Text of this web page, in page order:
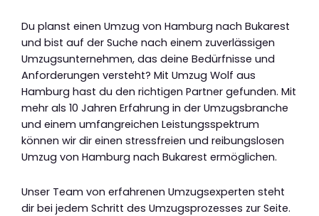
Du planst einen Umzug von Hamburg nach Bukarest
und bist auf der Suche nach einem zuverlässigen
Umzugsunternehmen, das deine Bedürfnisse und
Anforderungen versteht? Mit Umzug Wolf aus
Hamburg hast du den richtigen Partner gefunden. Mit
mehr als 10 Jahren Erfahrung in der Umzugsbranche
und einem umfangreichen Leistungsspektrum
können wir dir einen stressfreien und reibungslosen
Umzug von Hamburg nach Bukarest ermöglichen.
Unser Team von erfahrenen Umzugsexperten steht
dir bei jedem Schritt des Umzugsprozesses zur Seite.